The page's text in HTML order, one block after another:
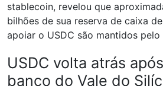
stablecoin, revelou que
bilhões de sua reserva de caixa
apoiar o USDC são mantidos pelo
USDC volta atrás
banco do Vale do